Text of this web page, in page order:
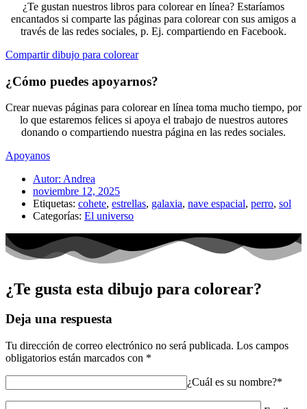
¿Te gustan nuestros libros para colorear en línea? Estaríamos
encantados si comparte las páginas para colorear con sus amigos a
través de las redes sociales, p. Ej. compartiendo en Facebook.
Compartir dibujo para colorear
¿Cómo puedes apoyarnos?
Crear nuevas páginas para colorear en línea toma mucho tiempo, por
lo que estaremos felices si apoya el trabajo de nuestros autores
donando o compartiendo nuestra página en las redes sociales.
Apoyanos
Autor: Andrea
noviembre 12, 2025
Etiquetas: cohete, estrellas, galaxia, nave espacial, perro, sol
Categorías: El universo
¿Te gusta esta dibujo para colorear?
Deja una respuesta
Tu dirección de correo electrónico no será publicada. Los campos
obligatorios están marcados con *
¿Cuál es su nombre?*